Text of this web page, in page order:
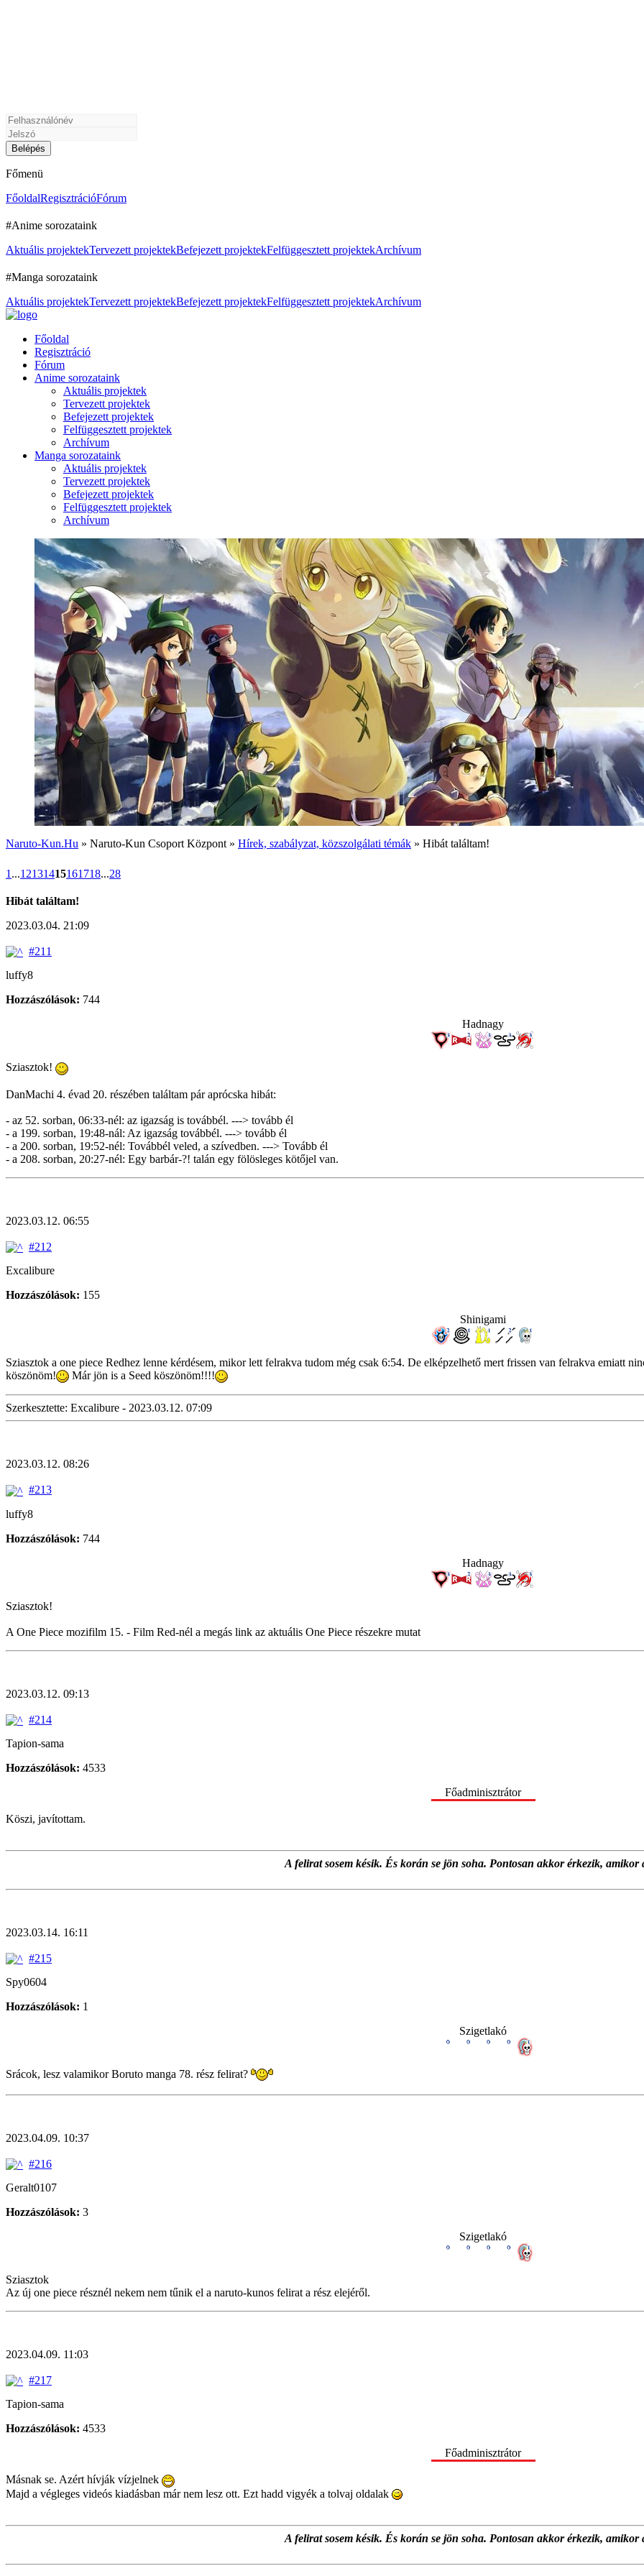
Főmenü
FőoldalRegisztrációFórum
#Anime sorozataink
Aktuális projektekTervezett projektekBefejezett projektekFelfüggesztett projektekArchívum
#Manga sorozataink
Aktuális projektekTervezett projektekBefejezett projektekFelfüggesztett projektekArchívum
Főoldal
Regisztráció
Fórum
Anime sorozataink
Aktuális projektek
Tervezett projektek
Befejezett projektek
Felfüggesztett projektek
Archívum
Manga sorozataink
Aktuális projektek
Tervezett projektek
Befejezett projektek
Felfüggesztett projektek
Archívum
Naruto-Kun.Hu » Naruto-Kun Csoport Központ » Hírek, szabályzat, közszolgálati témák » Hibát találtam!
1 ...12131415161718...28
Hibát találtam!
2023.03.04. 21:09
#211
luffy8
Hozzászólások: 744
Hadnagy
Sziasztok!
DanMachi 4. évad 20. részében találtam pár aprócska hibát:
- az 52. sorban, 06:33-nél: az igazság is továbbél. ---> tovább él
- a 199. sorban, 19:48-nál: Az igazság továbbél. ---> tovább él
- a 200. sorban, 19:52-nél: Továbbél veled, a szívedben. ---> Tovább él
- a 208. sorban, 20:27-nél: Egy barbár-?! talán egy fölösleges kötőjel van.
2023.03.12. 06:55
#212
Excalibure
Hozzászólások: 155
Shinigami
Sziasztok a one piece Redhez lenne kérdésem, mikor lett felrakva tudom még csak 6:54. De elképzelhető mert frissen van felrakva emiatt
köszönöm!
Már jön is a Seed köszönöm!!!!
Szerkesztette: Excalibure - 2023.03.12. 07:09
2023.03.12. 08:26
#213
luffy8
Hozzászólások: 744
Hadnagy
Sziasztok!
A One Piece mozifilm 15. - Film Red-nél a megás link az aktuális One Piece részekre mutat
2023.03.12. 09:13
#214
Tapion-sama
Hozzászólások: 4533
Főadminisztrátor
Köszi, javítottam.
A felirat sosem késik. És korán se jön soha. Pontosan akkor érkezik, amikor
2023.03.14. 16:11
#215
Spy0604
Hozzászólások: 1
Szigetlakó
Srácok, lesz valamikor Boruto manga 78. rész felirat?
2023.04.09. 10:37
#216
Geralt0107
Hozzászólások: 3
Szigetlakó
Sziasztok
Az új one piece résznél nekem nem tűnik el a naruto-kunos felirat a rész elejéről.
2023.04.09. 11:03
#217
Tapion-sama
Hozzászólások: 4533
Főadminisztrátor
Másnak se. Azért hívják vízjelnek
Majd a végleges videós kiadásban már nem lesz ott. Ezt hadd vigyék a tolvaj oldalak
A felirat sosem késik. És korán se jön soha. Pontosan akkor érkezik, amikor